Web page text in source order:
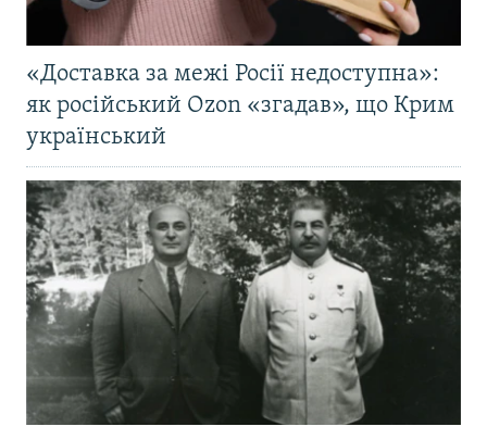
«Доставка за межі Росії недоступна»:
як російський Ozon «згадав», що Крим
український